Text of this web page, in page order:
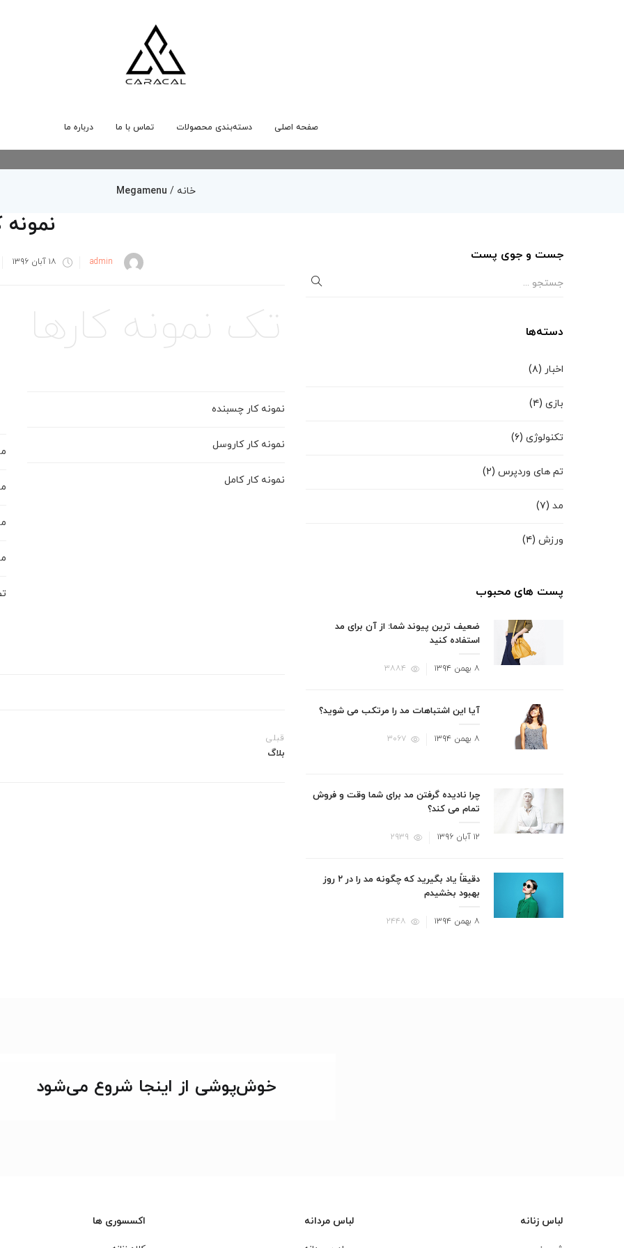
صفحه اصلی دسته‌بندی محصولات تماس با ما درباره ما
خانه /
Megamenu
نمونه
admin
نوشته۱۸ آبان ۱۳۹۶
تک نمونه کارها
نمونه کار چسبنده
نمونه کار کاروسل
نمونه کار کامل
قبلی
بلاگ
جست و جوی پست
دسته‌ها
اخبار (۸)
بازی (۴)
تکنولوژی (۶)
تم های وردپرس (۲)
مد (۷)
ورزش (۴)
پست های محبوب
ضعیف ترین پیوند شما: از آن برای مد
استفاده کنید
نوشته
۸ بهمن ۱۳۹۴
آیا این اشتباهات مد را مرتکب می شوید؟
نوشته
۸ بهمن ۱۳۹۴
چرا نادیده گرفتن مد برای شما وقت و فروش
تمام می کند؟
نوشته
۱۲ آبان ۱۳۹۶
دقیقاً یاد بگیرید که چگونه مد را در ۲ روز
بهبود بخشیدم
نوشته
۸ بهمن ۱۳۹۴
خوش‌پوشی از اینجا شروع می‌شود
اکسسوری ها لباس مردانه لباس زنانه